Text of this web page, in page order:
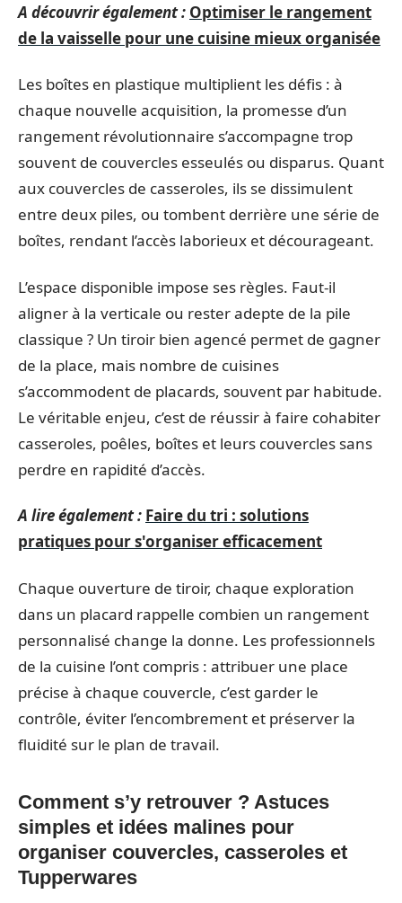
A découvrir également : Optimiser le rangement
de la vaisselle pour une cuisine mieux organisée
Les boîtes en plastique multiplient les défis : à
chaque nouvelle acquisition, la promesse d’un
rangement révolutionnaire s’accompagne trop
souvent de couvercles esseulés ou disparus. Quant
aux couvercles de casseroles, ils se dissimulent
entre deux piles, ou tombent derrière une série de
boîtes, rendant l’accès laborieux et décourageant.
L’espace disponible impose ses règles. Faut-il
aligner à la verticale ou rester adepte de la pile
classique ? Un tiroir bien agencé permet de gagner
de la place, mais nombre de cuisines
s’accommodent de placards, souvent par habitude.
Le véritable enjeu, c’est de réussir à faire cohabiter
casseroles, poêles, boîtes et leurs couvercles sans
perdre en rapidité d’accès.
A lire également : Faire du tri : solutions
pratiques pour s'organiser efficacement
Chaque ouverture de tiroir, chaque exploration
dans un placard rappelle combien un rangement
personnalisé change la donne. Les professionnels
de la cuisine l’ont compris : attribuer une place
précise à chaque couvercle, c’est garder le
contrôle, éviter l’encombrement et préserver la
fluidité sur le plan de travail.
Comment s’y retrouver ? Astuces
simples et idées malines pour
organiser couvercles, casseroles et
Tupperwares